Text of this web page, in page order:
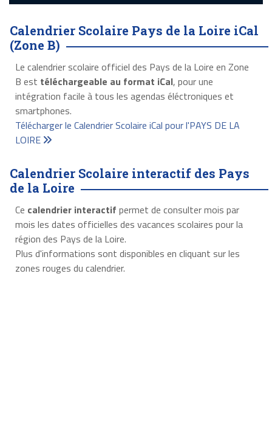
Calendrier Scolaire Pays de la Loire iCal
(Zone B)
Le calendrier scolaire officiel des Pays de la Loire en Zone
B est téléchargeable au format iCal, pour une
intégration facile à tous les agendas éléctroniques et
smartphones.
Télécharger le Calendrier Scolaire iCal pour l'PAYS DE LA
LOIRE
Calendrier Scolaire interactif des Pays
de la Loire
Ce calendrier interactif permet de consulter mois par
mois les dates officielles des vacances scolaires pour la
région des Pays de la Loire.
Plus d'informations sont disponibles en cliquant sur les
zones rouges du calendrier.